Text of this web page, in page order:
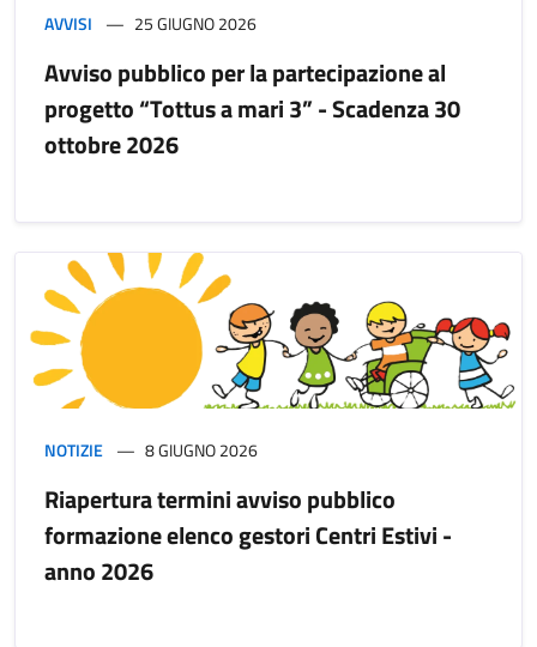
AVVISI 25 GIUGNO 2026
Avviso pubblico per la partecipazione al
progetto “Tottus a mari 3” - Scadenza 30
ottobre 2026
NOTIZIE 8 GIUGNO 2026
Riapertura termini avviso pubblico
formazione elenco gestori Centri Estivi -
anno 2026